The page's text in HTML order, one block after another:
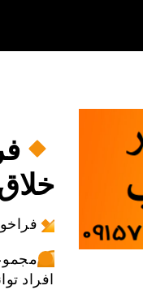
افراد